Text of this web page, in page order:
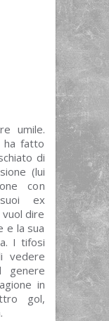
umile.
ha fatto
di
(lui
con
ex
vuol dire
e la sua
I tifosi
vedere
genere
in
gol,